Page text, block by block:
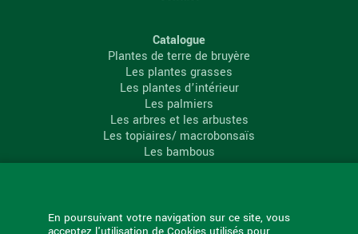
En poursuivant votre navigation sur ce site, vous
Catalogue
Plantes de terre de bruyère
Les plantes grasses
Les plantes d’intérieur
Les palmiers
Les arbres et les arbustes
Les topiaires/ macrobonsaïs
Les bambous
Les conifères
La Palmeraie